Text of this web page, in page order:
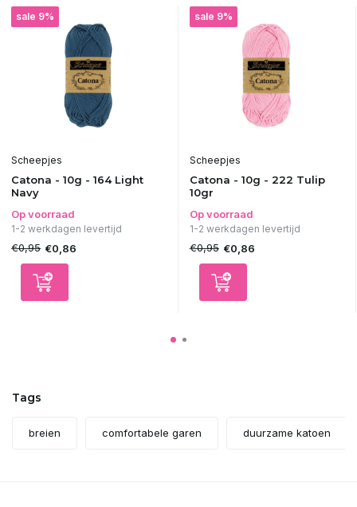
sale 9%
Scheepjes
Catona - 10g - 164 Light
Navy
Op voorraad
1-2 werkdagen levertijd
€0,95 €0,86
sale 9%
Scheepjes
Catona - 10g - 222 Tulip
10gr
Op voorraad
1-2 werkdagen levertijd
€0,95 €0,86
Tags
breien comfortabele garen duurzame katoen